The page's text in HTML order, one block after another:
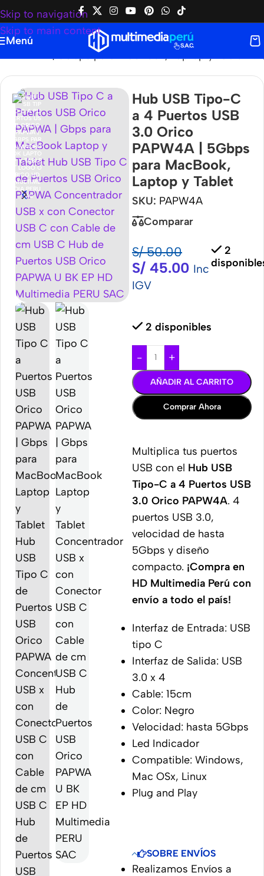
Skip to navigation
Skip to main content
Menú
| 5Gbps para MacBook, Laptop y Tablet
Hub USB Tipo-C
a 4 Puertos USB
3.0 Orico
PAPW4A | 5Gbps
para MacBook,
Laptop y Tablet
SKU: PAPW4A
Comparar
S/50.00
S/ 45.00 Inc
IGV
2
2 disponibles
- +
AÑADIR AL CARRITO
Comprar Ahora
Multiplica tus puertos
USB con el Hub USB
Tipo-C a 4 Puertos USB
3.0 Orico PAPW4A. 4
puertos USB 3.0,
velocidad de hasta
5Gbps y diseño
compacto. ¡Compra en
HD Multimedia Perú con
envío a todo el país!
Interfaz de Entrada: USB
tipo C
Interfaz de Salida: USB
3.0 x 4
Cable: 15cm
Color: Negro
Velocidad: hasta 5Gbps
Led Indicador
Compatible: Windows,
Mac OSx, Linux
Plug and Play
SOBRE ENVÍOS
Realizamos Envíos a